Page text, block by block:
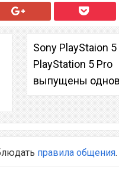
Sony PlayStaion 5
PlayStation 5 Pro
выпущены
правила общения.